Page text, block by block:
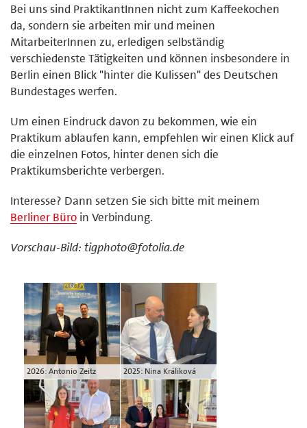
Bei uns sind PraktikantInnen nicht zum Kaffeekochen
da, sondern sie arbeiten mir und meinen
MitarbeiterInnen zu, erledigen selbständig
verschiedenste Tätigkeiten und können insbesondere in
Berlin einen Blick "hinter die Kulissen" des Deutschen
Bundestages werfen.
Um einen Eindruck davon zu bekommen, wie ein
Praktikum ablaufen kann, empfehlen wir einen Klick auf
die einzelnen Fotos, hinter denen sich die
Praktikumsberichte verbergen.
Interesse? Dann setzen Sie sich bitte mit meinem
Berliner Büro in Verbindung.
Vorschau-Bild: tigphoto@fotolia.de
2026: Antonio Zeitz 2025: Nina Králiková